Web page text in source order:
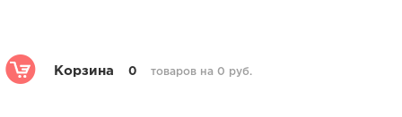
Корзина 0 товаров на 0 руб.